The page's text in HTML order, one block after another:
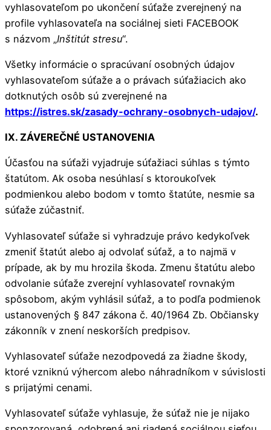
vyhlasovateľom po ukončení súťaže zverejnený na
profile vyhlasovateľa na sociálnej sieti FACEBOOK
s názvom „Inštitút stresu“.
Všetky informácie o spracúvaní osobných údajov
vyhlasovateľom súťaže a o právach súťažiacich ako
dotknutých osôb sú zverejnené na
https://istres.sk/zasady-ochrany-osobnych-udajov/.
IX. ZÁVEREČNÉ USTANOVENIA
Účasťou na súťaži vyjadruje súťažiaci súhlas s týmto
štatútom. Ak osoba nesúhlasí s ktoroukoľvek
podmienkou alebo bodom v tomto štatúte, nesmie sa
súťaže zúčastniť.
Vyhlasovateľ súťaže si vyhradzuje právo kedykoľvek
zmeniť štatút alebo aj odvolať súťaž, a to najmä v
prípade, ak by mu hrozila škoda. Zmenu štatútu alebo
odvolanie súťaže zverejní vyhlasovateľ rovnakým
spôsobom, akým vyhlásil súťaž, a to podľa podmienok
ustanovených § 847 zákona č. 40/1964 Zb. Občiansky
zákonník v znení neskorších predpisov.
Vyhlasovateľ súťaže nezodpovedá za žiadne škody,
ktoré vzniknú výhercom alebo náhradníkom v súvislosti
s prijatými cenami.
Vyhlasovateľ súťaže vyhlasuje, že súťaž nie je nijako